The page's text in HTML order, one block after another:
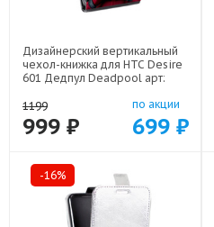
Дизайнерский вертикальный
чехол-книжка для HTC Desire
601 Дедпул Deadpool арт:
1199
999 ₽
по акции
699 ₽
-16%